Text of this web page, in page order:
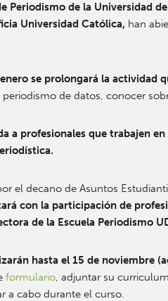
Periodismo de la Universidad
Universidad Católica, han
se prolongará la actividad
de datos, conocer
a profesionales que trabajen
el decano de Asuntos
con la participación de
de la Escuela Periodismo
hasta el 15 de noviembre
formulario, adjuntar su
a cabo durante el curso.